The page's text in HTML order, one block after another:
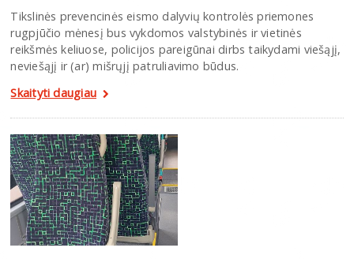
Tikslinės prevencinės eismo dalyvių kontrolės priemones
rugpjūčio mėnesį bus vykdomos valstybinės ir vietinės
reikšmės keliuose, policijos pareigūnai dirbs taikydami viešąjį,
neviešąjį ir (ar) mišrųjį patruliavimo būdus.
Skaityti daugiau